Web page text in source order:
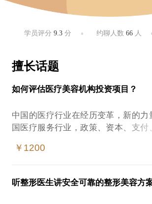
学员评分9.3 分 约聊人数 66人
擅长话题
如何评估医疗美容机构投资项目？
中国的医疗行业在经历变革，新的力
国医疗服务行业，政策、资本、支付
展。
具市场活力的医疗专科细分领域。医
特的专业和行业特点，又渗透和交叉
￥1200
听整形医生讲安全可靠的整形美容方